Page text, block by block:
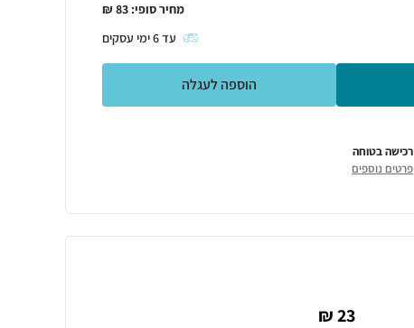
מחיר סופי: 83
₪
עד6ימי עסקים
הוספה לעגלה
רכישה בטוחה
פרטים נוספים
23 ₪